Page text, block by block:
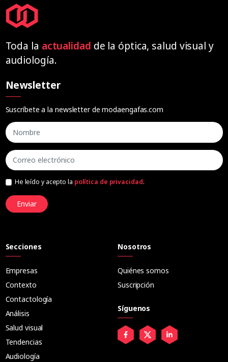
Toda la actualidad de la óptica, salud visual y
audiología.
Newsletter
Suscríbete a la newsletter de modaengafas.com
He leído y acepto la política de privacidad.
Enviar
Secciones
Empresas
Contexto
Contactología
Análisis
Salud visual
Tendencias
Audiología
Nosotros
Quiénes somos
Suscripción
Síguenos